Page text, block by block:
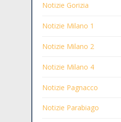
Notizie Gorizia
Notizie Milano 1
Notizie Milano 2
Notizie Milano 4
Notizie Pagnacco
Notizie Parabiago